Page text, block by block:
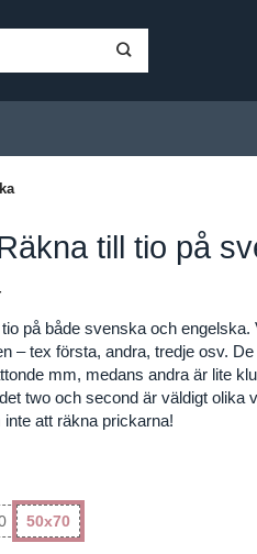
till tio på
Price
range:
299 kr
through
369 kr
på både svenska och
– tex första, andra, tredje osv.
mm, medans andra är lite
two och second är väldigt olika
att räkna prickarna!
50x70